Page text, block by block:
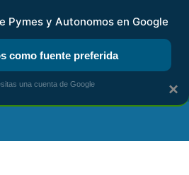
KIT DIGITAL RENTA
×
Pymes y Autonomos en Google
como fuente preferida
una cuenta de Google